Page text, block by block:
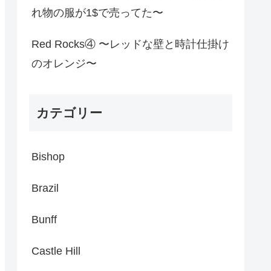
れ物の服が1$で売ってた〜
Red Rocks④ 〜レッドな壁と時計仕掛け
のオレンジ〜
カテゴリー
Bishop
Brazil
Bunff
Castle Hill